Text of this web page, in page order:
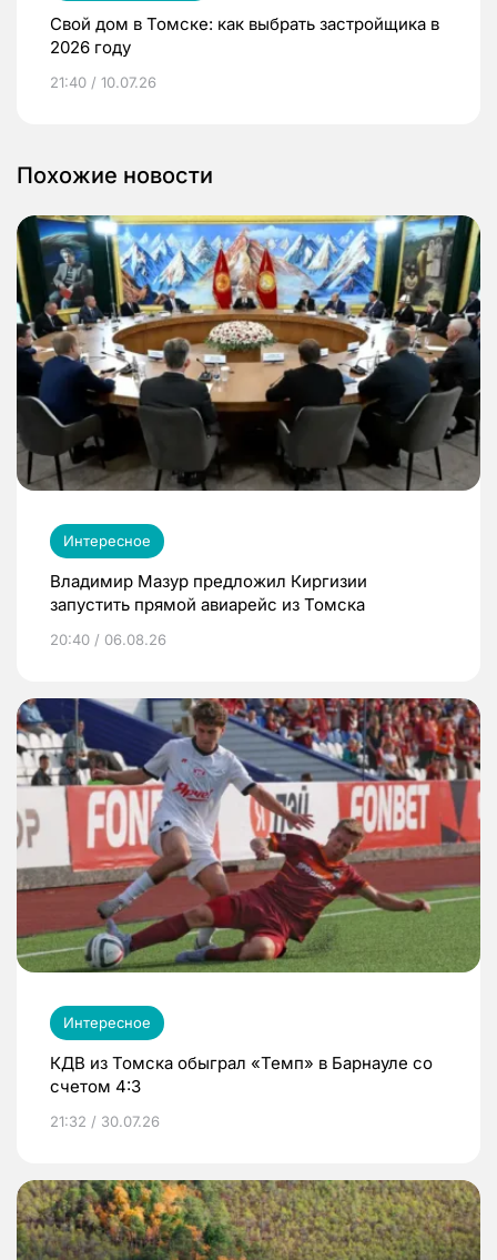
Свой дом в Томске: как выбрать застройщика в
2026 году
21:40 / 10.07.26
Похожие новости
Интересное
Владимир Мазур предложил Киргизии
запустить прямой авиарейс из Томска
20:40 / 06.08.26
Интересное
КДВ из Томска обыграл «Темп» в Барнауле со
счетом 4:3
21:32 / 30.07.26